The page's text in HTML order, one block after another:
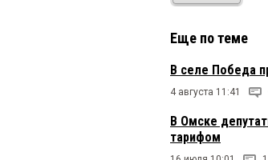
Еще по теме
В селе Победа
4 августа 11:41
В Омске
тарифом